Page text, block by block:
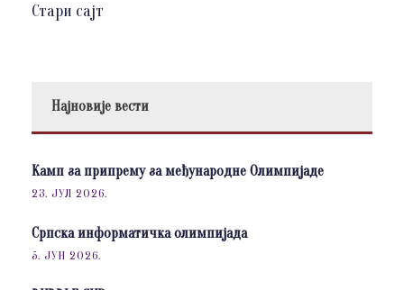
Стари сајт
Најновије вести
Камп за припрему за међународне Олимпијаде
23. ЈУЛ 2026.
Српска информатичка олимпијада
5. ЈУН 2026.